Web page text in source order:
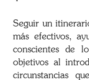
Seguir un
más efectivos,
conscientes de
objetivos al
circunstancias